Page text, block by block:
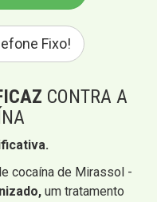
Fixo!
CONTRA A
cocaína de Mirassol -
um tratamento